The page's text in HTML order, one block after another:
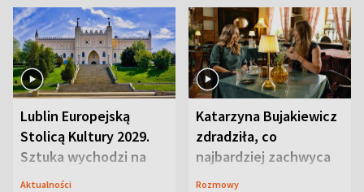
Lublin Europejską
Stolicą Kultury 2029.
Sztuka wychodzi na
ulice
Aktualności
Katarzyna Bujakiewicz
zdradziła, co
najbardziej zachwyca
ją w Lublinie
Rozmowy